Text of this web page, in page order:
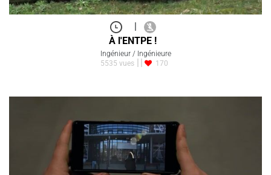
|
À l'ENTPE !
Ingénieur / Ingénieure
5535 vues
170